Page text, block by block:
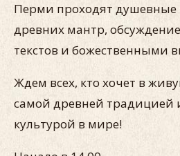
Перми проходят душевные
древних мантр,
текстов и божественными
Ждем всех, кто хочет в
самой древней традицией
культурой в мире!